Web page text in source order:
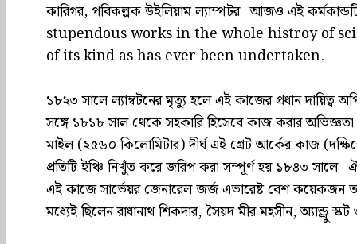
কারিগর, পবিকল্পক উইলিয়াম ল্যাম্পটর। আজও এই
stupendous works in the whole histroy of
of its kind as has ever been undertaken.
১৮২৩ সালে ল্যাম্বটনের মৃত্যু হলে এই কাজের প্রধান দায়িত্ব
সঙ্গে ১৮১৮ সাল থেকে সহকারি হিসেবে কাজ করার
মাইল (২৫৬০ কিলোমিটার) দীর্ঘ এই গ্রেট আর্কের কাজ
প্রতিটি ইঞ্চি নিখুঁত করে জরিপ করা সম্পূর্ণ হয় ১৮৪৩ সালে।
এই কাজে সার্ভেয়র জেনারেল জর্জ এভারেষ্ট বেশ কয়েকজন
মধ্যেই ছিলেন রাধানাথ শিকদার, সৈয়দ মীর মহসীন, অ্যান্ড্রু